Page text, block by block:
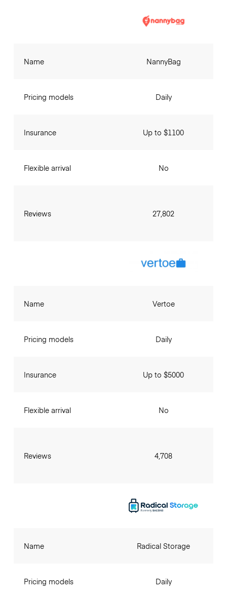
Name
Pricing models
Insurance
Flexible arrival
Reviews
NannyBag
Daily
Up to $1100
No
27,802
Name
Pricing models
Insurance
Flexible arrival
Reviews
Vertoe
Daily
Up to $5000
No
4,708
Name
Pricing models
Radical Storage
Daily